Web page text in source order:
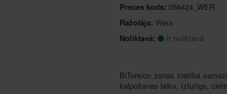
Preces kods: 056424_WER
Ražotājs: Wera
Noliktavā:
Ir noliktavā
BiTorsion zonas cietība
kalpošanas laiku. Izturīgs,